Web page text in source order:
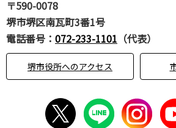
〒590-0078
堺市堺区南瓦町3番1号
電話番号： 072-233-1101 （代表）
堺市役所へのアクセス